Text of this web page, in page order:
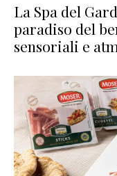
La Spa del
paradiso del
sensoriali e